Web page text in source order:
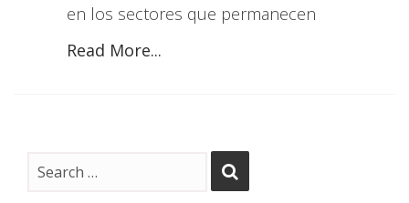
en los sectores que permanecen
Read More...